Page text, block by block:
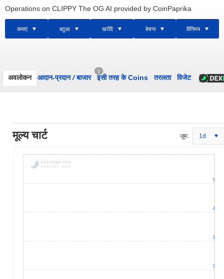
Operations on CLIPPY The OG AI provided by CoinPaprika
कमाएं बटुआ खरीदें बेचना विनिमय
अवलोकन आदान-प्रदान/बाजार
0
इसी तरह के Coins तरलता विजेट
मूल्य चार्ट ज़ूम: 1d
2
3
4
5